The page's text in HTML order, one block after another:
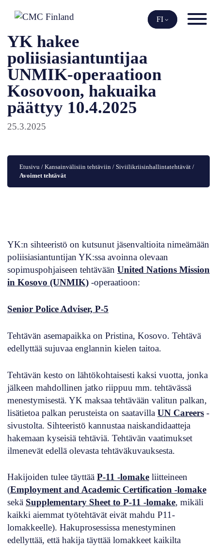
sisältöön
FI
YK hakee
poliisiasiantuntijaa
UNMIK-operaatioon
Kosovoon, hakuaika
päättyy 10.4.2025
25.3.2025
Etusivu / Kansainvälisiin tehtäviin / Siviilikriisinhallintatehtävät
Avoimet tehtävät
YK:n sihteeristö on kutsunut jäsenvaltioita nimeämään
poliisiasiantuntijan YK:ssa avoinna olevaan
sopimuspohjaiseen tehtävään United Nations Mission
in Kosovo (UNMIK) -operaatioon:
Senior Police Adviser, P-5
Tehtävän asemapaikka on Pristina, Kosovo. Tehtävä
edellyttää sujuvaa englannin kielen taitoa.
Tehtävän kesto on lähtökohtaisesti kaksi vuotta, jonka
jälkeen mahdollinen jatko riippuu mm. tehtävässä
menestymisestä. YK maksaa tehtävään valitun palkan,
lisätietoa palkan perusteista on saatavilla UN Careers -
sivustolta. Sihteeristö kannustaa naiskandidaatteja
hakemaan kyseisiä tehtäviä. Tehtävän vaatimukset
ilmenevät edellä olevasta tehtäväkuvauksesta.
Hakijoiden tulee täyttää P-11 -lomake liitteineen
(Employment and Academic Certification -lomake
sekä Supplementary Sheet to P-11 -lomake, mikäli
kaikki aiemmat työtehtävät eivät mahdu P11-
lomakkeelle). Hakuprosessissa menestyminen
edellyttää, että hakija täyttää lomakkeet kaikilta